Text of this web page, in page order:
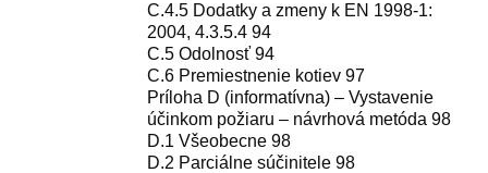
C.4.5 Dodatky a zmeny k EN 1998-1:
2004, 4.3.5.4 94
C.5 Odolnosť 94
C.6 Premiestnenie kotiev 97
Príloha D (informatívna) – Vystavenie
účinkom požiaru – návrhová metóda 98
D.1 Všeobecne 98
D.2 Parciálne súčinitele 98